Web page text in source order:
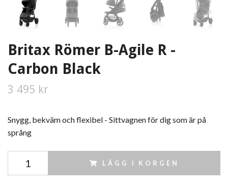
Britax Römer B-Agile R -
Carbon Black
3 495 kr
Snygg, bekväm och flexibel - Sittvagnen för dig som är på
språng
LÄGG I KORGEN